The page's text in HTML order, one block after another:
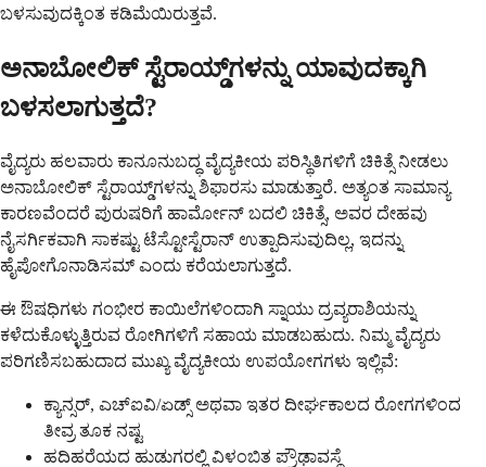
ಬಳಸುವುದಕ್ಕಿಂತ ಕಡಿಮೆಯಿರುತ್ತವೆ.
ಅನಾಬೋಲಿಕ್ ಸ್ಟೆರಾಯ್ಡ್‌ಗಳನ್ನು ಯಾವುದಕ್ಕಾಗಿ
ಬಳಸಲಾಗುತ್ತದೆ?
ವೈದ್ಯರು ಹಲವಾರು ಕಾನೂನುಬದ್ಧ ವೈದ್ಯಕೀಯ ಪರಿಸ್ಥಿತಿಗಳಿಗೆ ಚಿಕಿತ್ಸೆ ನೀಡಲು
ಅನಾಬೋಲಿಕ್ ಸ್ಟೆರಾಯ್ಡ್‌ಗಳನ್ನು ಶಿಫಾರಸು ಮಾಡುತ್ತಾರೆ. ಅತ್ಯಂತ ಸಾಮಾನ್ಯ
ಕಾರಣವೆಂದರೆ ಪುರುಷರಿಗೆ ಹಾರ್ಮೋನ್ ಬದಲಿ ಚಿಕಿತ್ಸೆ, ಅವರ ದೇಹವು
ನೈಸರ್ಗಿಕವಾಗಿ ಸಾಕಷ್ಟು ಟೆಸ್ಟೋಸ್ಟೆರಾನ್ ಉತ್ಪಾದಿಸುವುದಿಲ್ಲ, ಇದನ್ನು
ಹೈಪೋಗೊನಾಡಿಸಮ್ ಎಂದು ಕರೆಯಲಾಗುತ್ತದೆ.
ಈ ಔಷಧಿಗಳು ಗಂಭೀರ ಕಾಯಿಲೆಗಳಿಂದಾಗಿ ಸ್ನಾಯು ದ್ರವ್ಯರಾಶಿಯನ್ನು
ಕಳೆದುಕೊಳ್ಳುತ್ತಿರುವ ರೋಗಿಗಳಿಗೆ ಸಹಾಯ ಮಾಡಬಹುದು. ನಿಮ್ಮ ವೈದ್ಯರು
ಪರಿಗಣಿಸಬಹುದಾದ ಮುಖ್ಯ ವೈದ್ಯಕೀಯ ಉಪಯೋಗಗಳು ಇಲ್ಲಿವೆ:
ಕ್ಯಾನ್ಸರ್, ಎಚ್‌ಐವಿ/ಏಡ್ಸ್ ಅಥವಾ ಇತರ ದೀರ್ಘಕಾಲದ ರೋಗಗಳಿಂದ
ತೀವ್ರ ತೂಕ ನಷ್ಟ
ಹದಿಹರೆಯದ ಹುಡುಗರಲ್ಲಿ ವಿಳಂಬಿತ ಪ್ರೌಢಾವಸ್ಥೆ